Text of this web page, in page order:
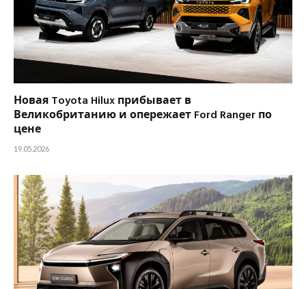
Новая Toyota Hilux прибывает в
Великобританию и опережает Ford Ranger по
цене
19.05.2026